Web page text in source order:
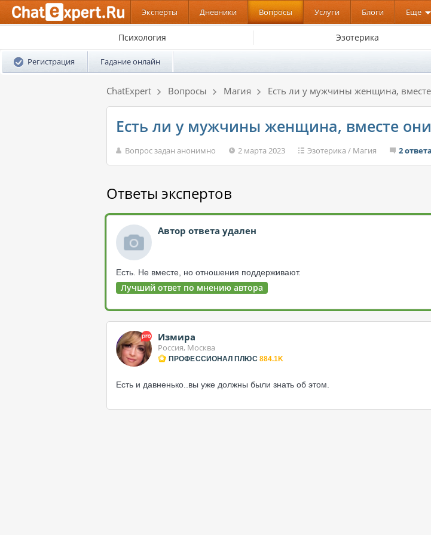
Эксперты Дневники Вопросы Услуги Блоги Еще
Психология Эзотерика
Регистрация Гадание онлайн
ChatExpert Вопросы Магия Есть ли у мужчины женщина,
Есть ли у мужчины женщина, вместе
Вопрос задан анонимно 2 марта 2023 Эзотерика / Магия 2 ответа
Ответы экспертов
Автор ответа удален
Есть. Не вместе, но отношения поддерживают.
Лучший ответ по мнению автора
Измира
Россия, Москва
ПРОФЕССИОНАЛ ПЛЮС 884.1K
Есть и давненько..вы уже должны были знать об этом.